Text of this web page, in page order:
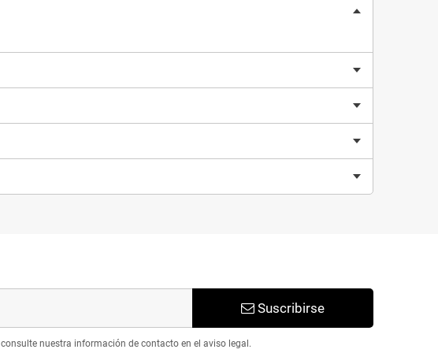
Suscribirse
nuestra información de contacto en el aviso legal.